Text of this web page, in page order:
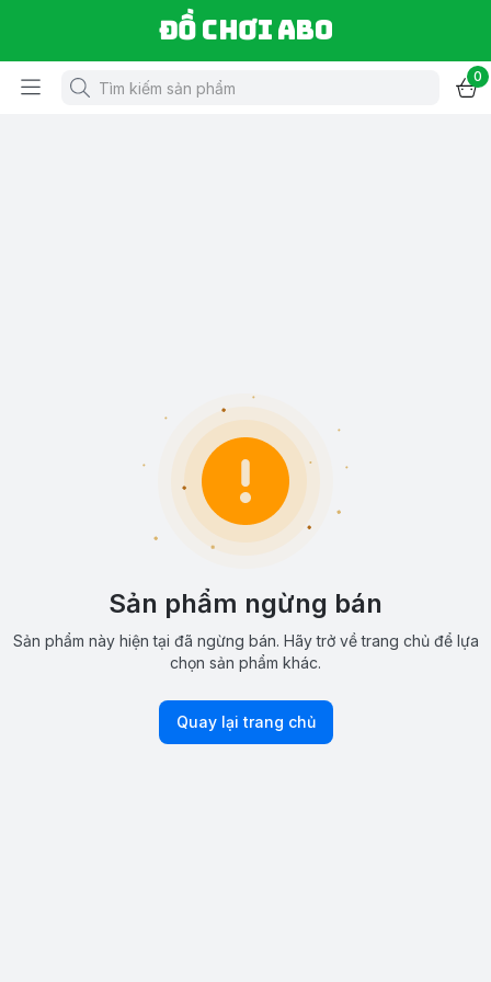
Đồ chơi ABO
0
Sản phẩm ngừng bán
Sản phẩm này hiện tại đã ngừng bán. Hãy trở về trang chủ để lựa
chọn sản phẩm khác.
Quay lại trang chủ